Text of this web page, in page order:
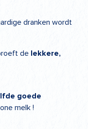
dranken wordt
de lekkere,
goede
melk !